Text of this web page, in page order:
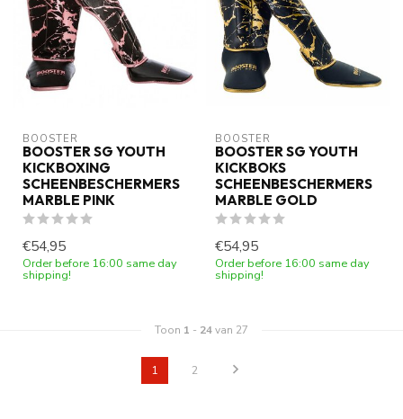
BOOSTER
BOOSTER SG YOUTH
KICKBOXING
SCHEENBESCHERMERS
MARBLE PINK
€54,95
Order before 16:00 same day
shipping!
BOOSTER
BOOSTER SG YOUTH
KICKBOKS
SCHEENBESCHERMERS
MARBLE GOLD
€54,95
Order before 16:00 same day
shipping!
Toon 1 - 24van 27
1 2